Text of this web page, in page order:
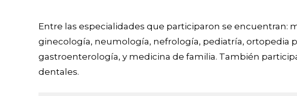
Entre las especialidades que participaron se encuentran:
ginecología, neumología, nefrología, pediatría, ortopedia
gastroenterología, y medicina de familia. También
dentales.